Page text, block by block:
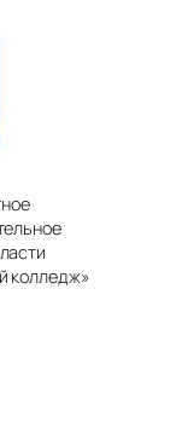
колледж»